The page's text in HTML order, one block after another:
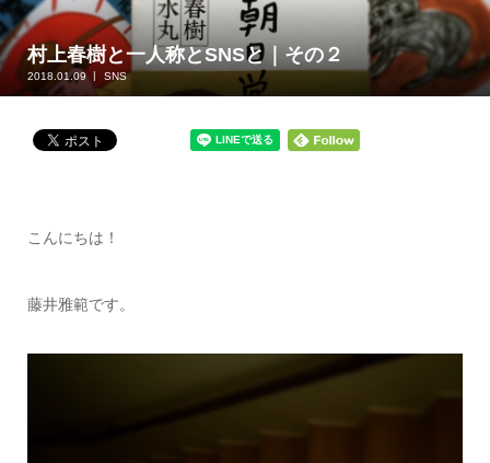
村上春樹と一人称とSNSと｜その２
2018.01.09 SNS
こんにちは！
藤井雅範です。